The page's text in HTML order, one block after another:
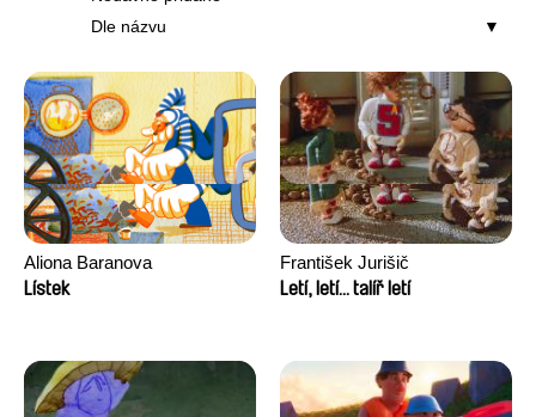
Dle názvu
Aliona Baranova
Lístek
František Jurišič
Letí, letí... talíř letí